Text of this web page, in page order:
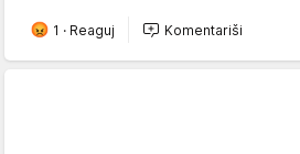
1 · Reaguj Komentariši